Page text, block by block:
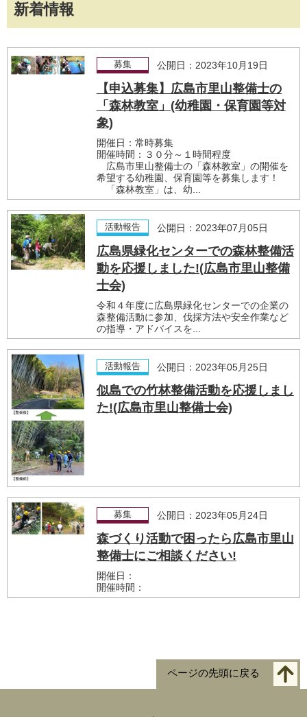
新着情報
募集 公開日：2023年10月19日
【申込募集】広島市里山整備士の
「森林教室」(幼稚園・保育園等対
象)
開催日：常時募集
開催時間：３０分～１時間程度
広島市里山整備士の「森林教室」の開催を
希望する幼稚園、保育園等を募集します！
「森林教室」は、幼...
活動報告 公開日：2023年07月05日
広島県緑化センターでの森林整備活
動を応援しました!(広島市里山整備
士会)
令和４年度に広島県緑化センターでの企業の
森整備活動に参加、伐採方法や安全作業など
の指導・アドバイスを...
活動報告 公開日：2023年05月25日
似島での竹林整備活動を応援しまし
た!(広島市里山整備士会)
募集 公開日：2023年05月24日
森づくり活動で困ったら広島市里山
整備士にご相談ください!
開催日：
開催時間：
ページの先頭に戻る